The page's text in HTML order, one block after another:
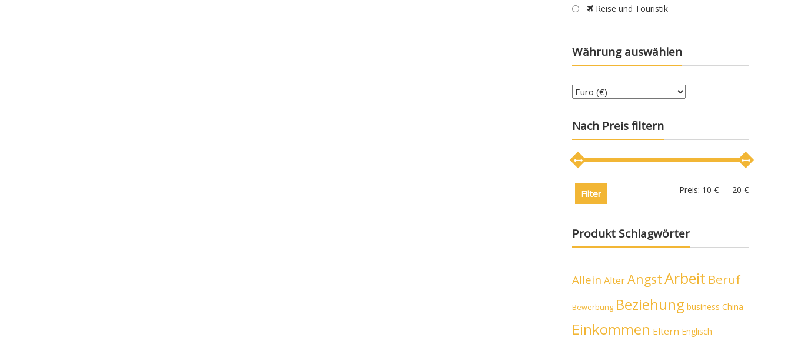
Reise und Touristik
Währung auswählen
Nach Preis filtern
Filter Preis: 10 € — 20 €
Produkt Schlagwörter
Allein AlterAngstArbeit Beruf
Bewerbung Beziehung business China
Einkommen Eltern Englisch